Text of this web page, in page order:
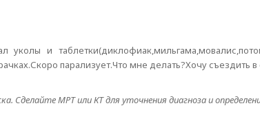
уколы и
парализует.Что мне делать?Хочу съездить
Сделайте МРТ или КТ для уточнения диагноза и